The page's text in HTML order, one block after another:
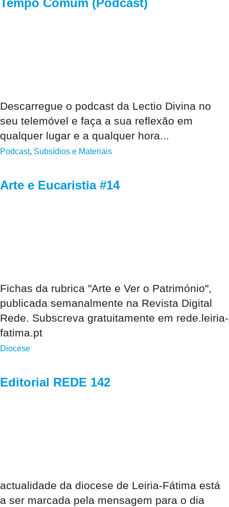
Tempo Comum (Podcast)
Descarregue o podcast da Lectio Divina no
seu telemóvel e faça a sua reflexão em
qualquer lugar e a qualquer hora...
Podcast, Subsídios e Materiais
Arte e Eucaristia #14
Fichas da rubrica "Arte e Ver o Património",
publicada semanalmente na Revista Digital
Rede. Subscreva gratuitamente em rede.leiria-
fatima.pt
Diocese
Editorial REDE 142
actualidade da diocese de Leiria-Fátima está
a ser marcada pela ​​mensagem para o dia